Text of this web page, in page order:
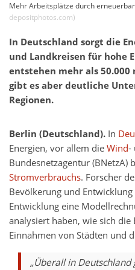
Mehr Arbeitsplätze durch
depositphotos.com)
In Deutschland sorgt die
und Landkreisen für hohe
entstehen mehr als
gibt es aber deutliche
Regionen.
Berlin (Deutschland). In
Energien, vor allem dieWind-
Bundesnetzagentur (BNetzA)
Stromverbrauchs. Forscher
Bevölkerung und
Entwicklung eine
analysiert haben, wie sich die
Einnahmen von Städten und
„Überall in Deutschland